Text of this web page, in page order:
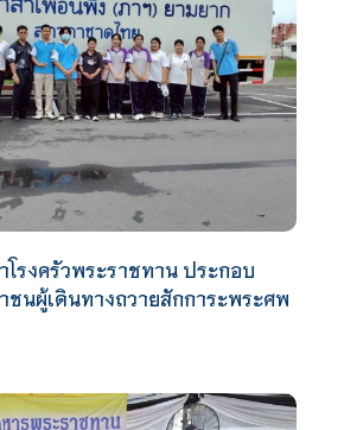
โรงครัวพระราชทาน ประกอบ
ชนผู้เดินทางถวายสักการะพระศพ